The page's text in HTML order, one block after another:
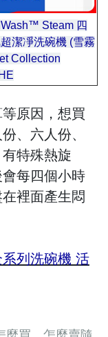
Steam 四
潔凈洗碗機 (雪霧
Collection
原因，想買
、六人份、
特殊熱旋
每四個小時
裡面產生悶
列洗碗機 活